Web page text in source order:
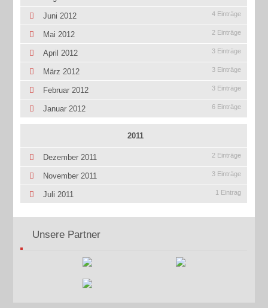
Juni 2012 4 Einträge
Mai 2012 2 Einträge
April 2012 3 Einträge
März 2012 3 Einträge
Februar 2012 3 Einträge
Januar 2012 6 Einträge
2011
Dezember 2011 2 Einträge
November 2011 3 Einträge
Juli 2011 1 Eintrag
Unsere Partner